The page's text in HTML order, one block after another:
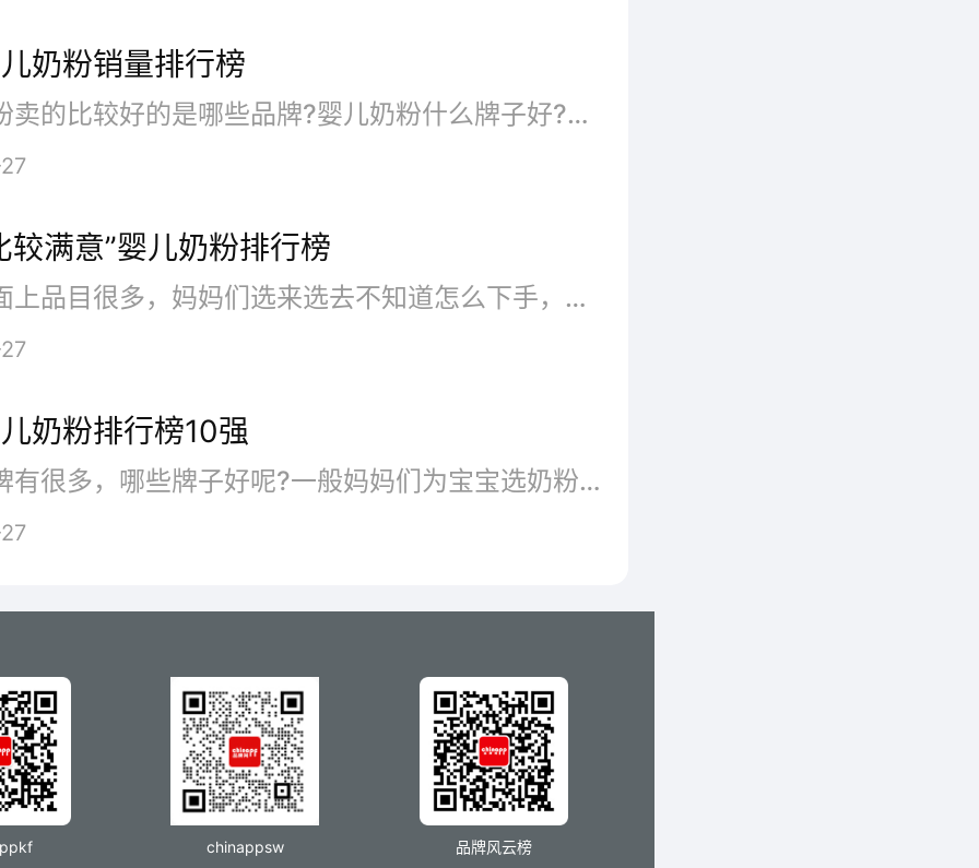
伊利婴儿奶粉
奶粉销量排行榜
婴儿奶粉卖的比较好的是哪些品牌?婴儿奶粉什么牌子好?婴儿奶粉哪个牌子好?下面就跟随品牌网小编一起来看看十大婴儿奶粉销量排行榜吧!...
较满意”婴儿奶粉排行榜
奶粉市面上品目很多，妈妈们选来选去不知道怎么下手，阿里巴巴网站2005-05-28日发布的一个妈妈比较满意婴儿奶粉排行榜，奶粉排行只是个数...
奶粉排行榜10强
奶粉品牌有很多，哪些牌子好呢?一般妈妈们为宝宝选奶粉的时候都会查看婴儿奶粉排行榜，以此为参照来挑选奶粉。下面品牌网小编为大...
chinappsw 品牌风云榜